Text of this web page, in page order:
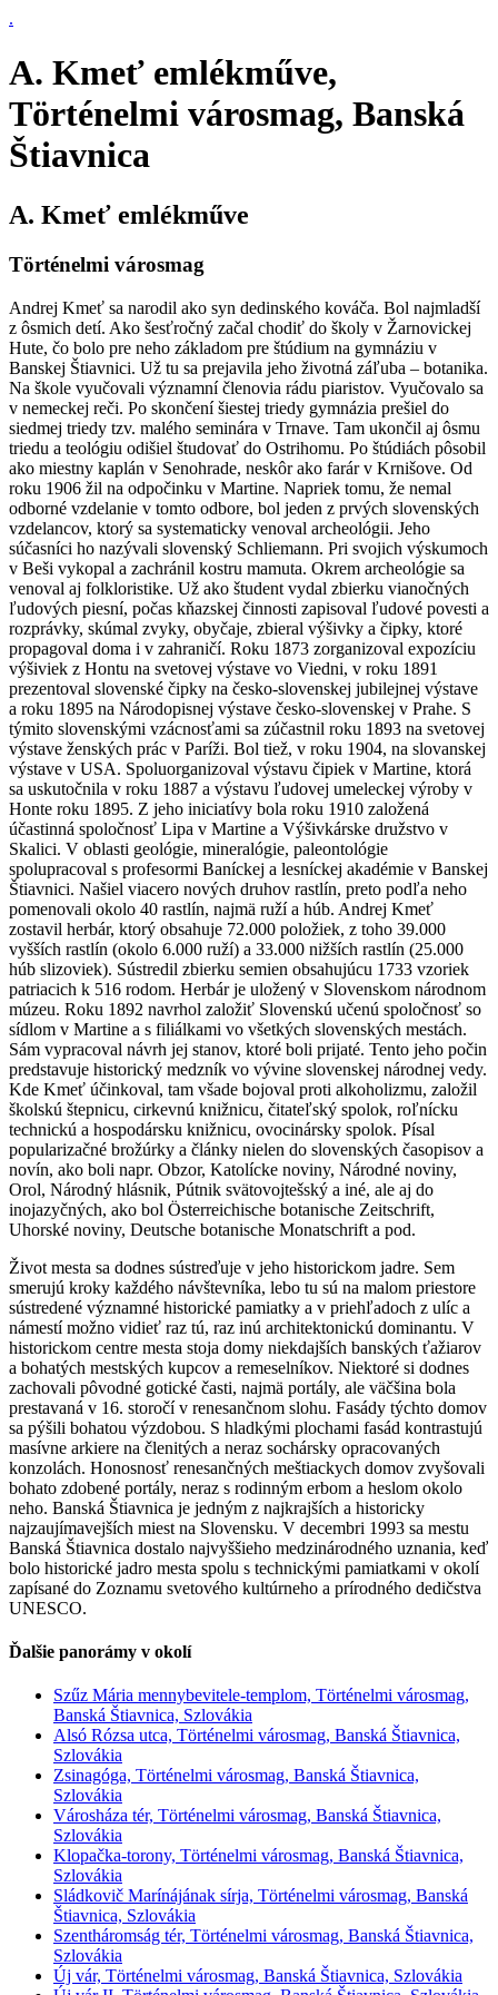
.
A. Kmeť emlékműve,
Történelmi városmag, Banská
Štiavnica
A. Kmeť emlékműve
Történelmi városmag
Andrej Kmeť sa narodil ako syn dedinského kováča. Bol najmladší
z ôsmich detí. Ako šesťročný začal chodiť do školy v Žarnovickej
Hute, čo bolo pre neho základom pre štúdium na gymnáziu v
Banskej Štiavnici. Už tu sa prejavila jeho životná záľuba – botanika.
Na škole vyučovali významní členovia rádu piaristov. Vyučovalo sa
v nemeckej reči. Po skončení šiestej triedy gymnázia prešiel do
siedmej triedy tzv. malého seminára v Trnave. Tam ukončil aj ôsmu
triedu a teológiu odišiel študovať do Ostrihomu. Po štúdiách pôsobil
ako miestny kaplán v Senohrade, neskôr ako farár v Krnišove. Od
roku 1906 žil na odpočinku v Martine. Napriek tomu, že nemal
odborné vzdelanie v tomto odbore, bol jeden z prvých slovenských
vzdelancov, ktorý sa systematicky venoval archeológii. Jeho
súčasníci ho nazývali slovenský Schliemann. Pri svojich výskumoch
v Beši vykopal a zachránil kostru mamuta. Okrem archeológie sa
venoval aj folkloristike. Už ako študent vydal zbierku vianočných
ľudových piesní, počas kňazskej činnosti zapisoval ľudové povesti a
rozprávky, skúmal zvyky, obyčaje, zbieral výšivky a čipky, ktoré
propagoval doma i v zahraničí. Roku 1873 zorganizoval expozíciu
výšiviek z Hontu na svetovej výstave vo Viedni, v roku 1891
prezentoval slovenské čipky na česko-slovenskej jubilejnej výstave
a roku 1895 na Národopisnej výstave česko-slovenskej v Prahe. S
týmito slovenskými vzácnosťami sa zúčastnil roku 1893 na svetovej
výstave ženských prác v Paríži. Bol tiež, v roku 1904, na slovanskej
výstave v USA. Spoluorganizoval výstavu čipiek v Martine, ktorá
sa uskutočnila v roku 1887 a výstavu ľudovej umeleckej výroby v
Honte roku 1895. Z jeho iniciatívy bola roku 1910 založená
účastinná spoločnosť Lipa v Martine a Výšivkárske družstvo v
Skalici. V oblasti geológie, mineralógie, paleontológie
spolupracoval s profesormi Baníckej a lesníckej akadémie v Banskej
Štiavnici. Našiel viacero nových druhov rastlín, preto podľa neho
pomenovali okolo 40 rastlín, najmä ruží a húb. Andrej Kmeť
zostavil herbár, ktorý obsahuje 72.000 položiek, z toho 39.000
vyšších rastlín (okolo 6.000 ruží) a 33.000 nižších rastlín (25.000
húb slizoviek). Sústredil zbierku semien obsahujúcu 1733 vzoriek
patriacich k 516 rodom. Herbár je uložený v Slovenskom národnom
múzeu. Roku 1892 navrhol založiť Slovenskú učenú spoločnosť so
sídlom v Martine a s filiálkami vo všetkých slovenských mestách.
Sám vypracoval návrh jej stanov, ktoré boli prijaté. Tento jeho počin
predstavuje historický medzník vo vývine slovenskej národnej vedy.
Kde Kmeť účinkoval, tam všade bojoval proti alkoholizmu, založil
školskú štepnicu, cirkevnú knižnicu, čitateľský spolok, roľnícku
technickú a hospodársku knižnicu, ovocinársky spolok. Písal
popularizačné brožúrky a články nielen do slovenských časopisov a
novín, ako boli napr. Obzor, Katolícke noviny, Národné noviny,
Orol, Národný hlásnik, Pútnik svätovojtešský a iné, ale aj do
inojazyčných, ako bol Österreichische botanische Zeitschrift,
Uhorské noviny, Deutsche botanische Monatschrift a pod.
Život mesta sa dodnes sústreďuje v jeho historickom jadre. Sem
smerujú kroky každého návštevníka, lebo tu sú na malom priestore
sústredené významné historické pamiatky a v priehľadoch z ulíc a
námestí možno vidieť raz tú, raz inú architektonickú dominantu. V
historickom centre mesta stoja domy niekdajších banských ťažiarov
a bohatých mestských kupcov a remeselníkov. Niektoré si dodnes
zachovali pôvodné gotické časti, najmä portály, ale väčšina bola
prestavaná v 16. storočí v renesančnom slohu. Fasády týchto domov
sa pýšili bohatou výzdobou. S hladkými plochami fasád kontrastujú
masívne arkiere na členitých a neraz sochársky opracovaných
konzolách. Honosnosť renesančných meštiackych domov zvyšovali
bohato zdobené portály, neraz s rodinným erbom a heslom okolo
neho. Banská Štiavnica je jedným z najkrajších a historicky
najzaujímavejších miest na Slovensku. V decembri 1993 sa mestu
Banská Štiavnica dostalo najvyššieho medzinárodného uznania, keď
bolo historické jadro mesta spolu s technickými pamiatkami v okolí
zapísané do Zoznamu svetového kultúrneho a prírodného dedičstva
UNESCO.
Ďalšie panorámy v okolí
Szűz Mária mennybevitele-templom, Történelmi városmag,
Banská Štiavnica, Szlovákia
Alsó Rózsa utca, Történelmi városmag, Banská Štiavnica,
Szlovákia
Zsinagóga, Történelmi városmag, Banská Štiavnica,
Szlovákia
Városháza tér, Történelmi városmag, Banská Štiavnica,
Szlovákia
Klopačka-torony, Történelmi városmag, Banská Štiavnica,
Szlovákia
Sládkovič Marínájának sírja, Történelmi városmag, Banská
Štiavnica, Szlovákia
Szentháromság tér, Történelmi városmag, Banská Štiavnica,
Szlovákia
Új vár, Történelmi városmag, Banská Štiavnica, Szlovákia